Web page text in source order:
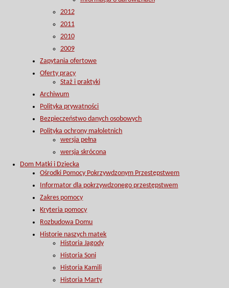
2012
2011
2010
2009
Zapytania ofertowe
Oferty pracy
Staż i praktyki
Archiwum
Polityka prywatności
Bezpieczeństwo danych osobowych
Polityka ochrony małoletnich
wersja pełna
wersja skrócona
Dom Matki i Dziecka
Ośrodki Pomocy Pokrzywdzonym Przestępstwem
Informator dla pokrzywdzonego przestępstwem
Zakres pomocy
Kryteria pomocy
Rozbudowa Domu
Historie naszych matek
Historia Jagody
Historia Soni
Historia Kamili
Historia Marty